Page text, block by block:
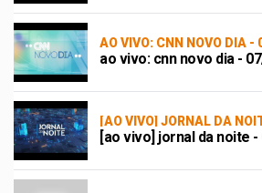
AO VIVO: CNN NOVO DIA
ao vivo: cnn novo dia -
[AO VIVO] JORNAL DA
[ao vivo] jornal da noite -